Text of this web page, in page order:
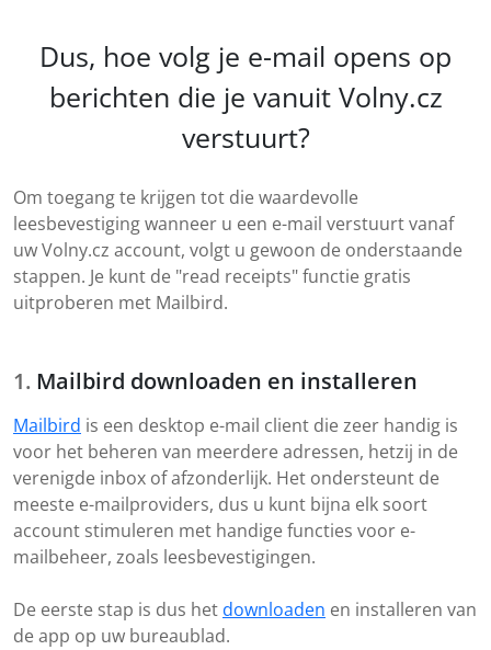
Dus, hoe volg je e-mail opens op
berichten die je vanuit Volny.cz
verstuurt?
Om toegang te krijgen tot die waardevolle
leesbevestiging wanneer u een e-mail verstuurt vanaf
uw Volny.cz account, volgt u gewoon de onderstaande
stappen. Je kunt de "read receipts" functie gratis
uitproberen met Mailbird.
Mailbird downloaden en installeren
Mailbird is een desktop e-mail client die zeer handig is
voor het beheren van meerdere adressen, hetzij in de
verenigde inbox of afzonderlijk. Het ondersteunt de
meeste e-mailproviders, dus u kunt bijna elk soort
account stimuleren met handige functies voor e-
mailbeheer, zoals leesbevestigingen.
De eerste stap is dus het downloaden en installeren van
de app op uw bureaublad.